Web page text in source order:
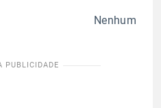
Nenhum